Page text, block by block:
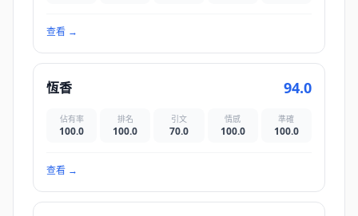
查看 →
恆香 94.0
佔有率
100.0
排名
100.0
引文
70.0
情感
100.0
準確
100.0
查看 →